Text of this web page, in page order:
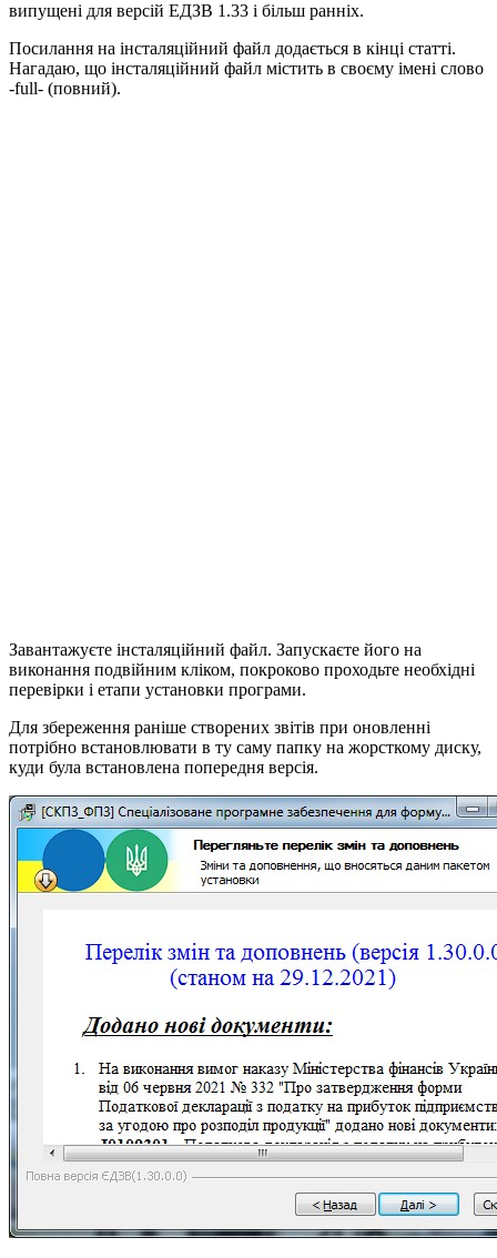
випущені для версій ЕДЗВ 1.33 і більш ранніх.
Посилання на інсталяційний файл додається в кінці статті.
Нагадаю, що інсталяційний файл містить в своєму імені слово
-full- (повний).
Завантажуєте інсталяційний файл. Запускаєте його на
виконання подвійним кліком, покроково проходьте необхідні
перевірки і етапи установки програми.
Для збереження раніше створених звітів при оновленні
потрібно встановлювати в ту саму папку на жорсткому диску,
куди була встановлена ​​попередня версія.